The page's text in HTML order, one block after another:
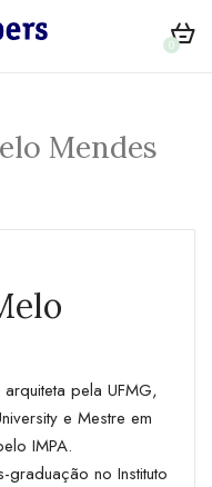
0
Mendes
arquiteta pela UFMG,
e Mestre em
IMPA.
no Instituto